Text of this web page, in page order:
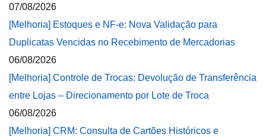
07/08/2026
[Melhoria] Estoques e NF-e: Nova Validação para
Duplicatas Vencidas no Recebimento de Mercadorias
06/08/2026
[Melhoria] Controle de Trocas: Devolução de Transferência
entre Lojas – Direcionamento por Lote de Troca
06/08/2026
[Melhoria] CRM: Consulta de Cartões Históricos e